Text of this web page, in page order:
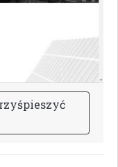
zyśpieszyć